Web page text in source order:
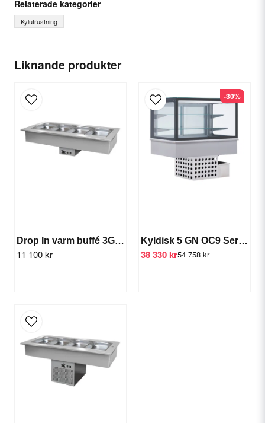
Liknande produkter
Drop In varm buffé 3GN (värme)
11 100 kr
Kyldisk 5 GN OC9 Service
54 758 kr
38 330 kr
-30%
Ditt namn
email
E-postadress
Relaterade kategorier
Kylutrustning